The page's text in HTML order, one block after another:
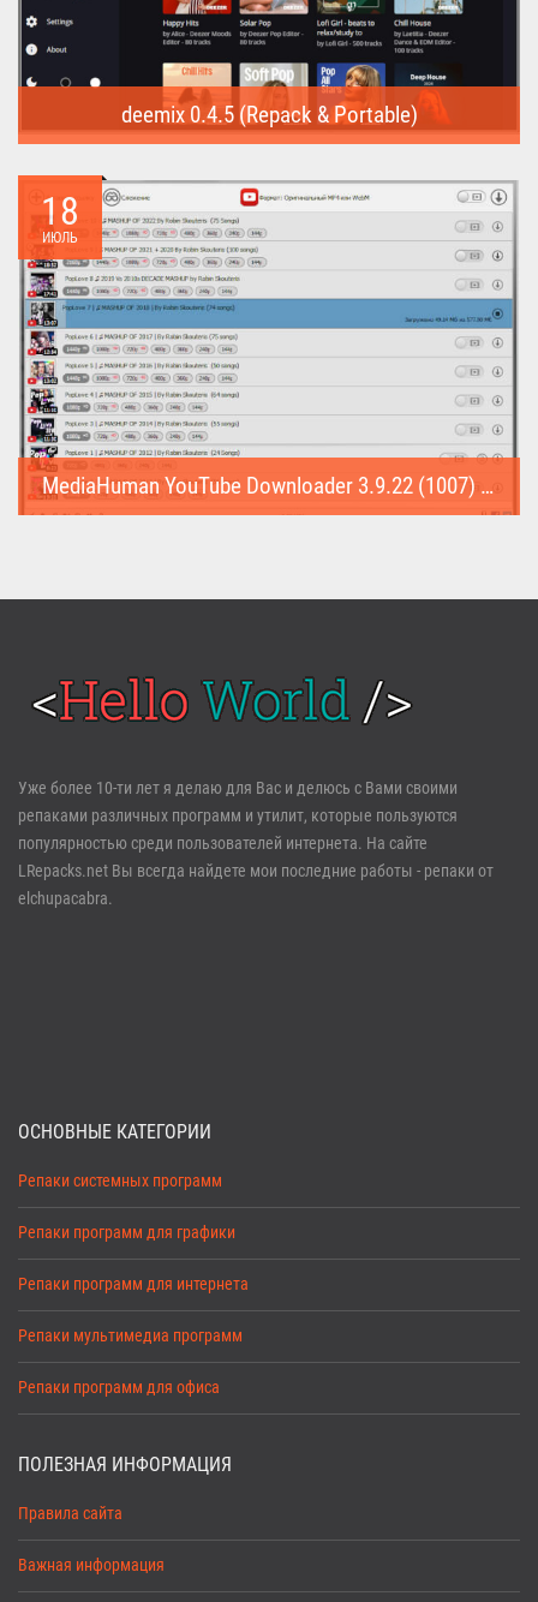
deemix 0.4.5 (Repack & Portable)
треки...
18
ИЮЛЬ
MediaHuman YouTube Downloader 3.9.22 (1007) (Repack & Portable)
Войти
Регистрация
Забыли пароль?
Уже более 10-ти лет я делаю для Вас и делюсь с Вами своими
репаками различных программ и утилит, которые пользуются
популярностью среди пользователей интернета. На сайте
LRepacks.net Вы всегда найдете мои последние работы - репаки от
elchupacabra.
ОСНОВНЫЕ КАТЕГОРИИ
Репаки системных программ
Репаки программ для графики
Репаки программ для интернета
Репаки мультимедиа программ
Репаки программ для офиса
ПОЛЕЗНАЯ ИНФОРМАЦИЯ
Правила сайта
Важная информация